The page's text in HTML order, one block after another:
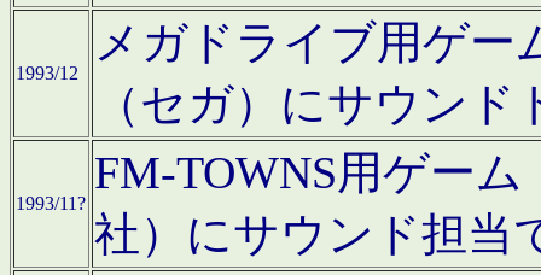
1993/12
メガドライブ用ゲー
（セガ）にサウン
1993/11?
FM-TOWNS用ゲー
社）にサウンド担当